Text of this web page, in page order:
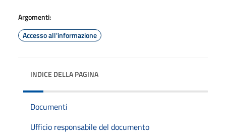
Argomenti:
Accesso all'informazione
INDICE DELLA PAGINA
Documenti
Ufficio responsabile del documento